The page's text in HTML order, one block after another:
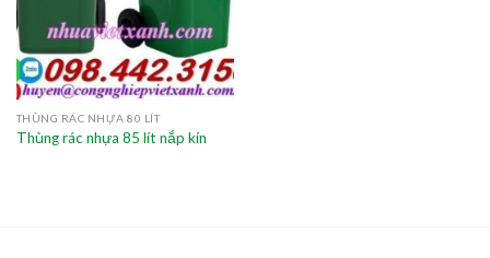
THÙNG RÁC NHỰA 80 LÍT
Thùng rác nhựa 85 lít nắp kín